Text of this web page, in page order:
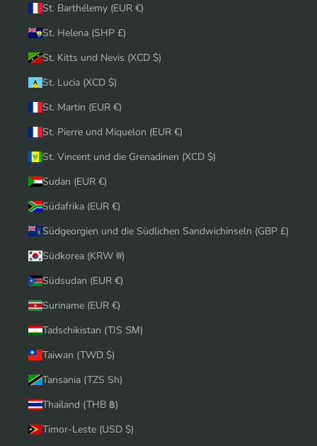
St. Barthélemy (EUR €)
St. Helena (SHP £)
St. Kitts und Nevis (XCD $)
St. Lucia (XCD $)
St. Martin (EUR €)
St. Pierre und Miquelon (EUR €)
St. Vincent und die Grenadinen (XCD $)
Sudan (EUR €)
Südafrika (EUR €)
Südgeorgien und die Südlichen Sandwichinseln (GBP £)
Südkorea (KRW ₩)
Südsudan (EUR €)
Suriname (EUR €)
Tadschikistan (TJS ЅМ)
Taiwan (TWD $)
Tansania (TZS Sh)
Thailand (THB ฿)
Timor-Leste (USD $)